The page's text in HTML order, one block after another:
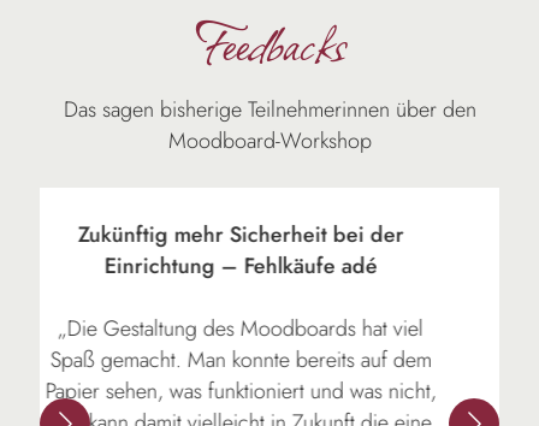
Feedbacks
Das sagen bisherige Teilnehmerinnen über den
Moodboard-Workshop
Bereichernder Austausch in einer
Gruppe Gleichgesinnter
„Ich hätte nie gedacht, dass so etwas
Schönes und Inspirierendes entsteht. Ich bin
ohne Bilder gekommen und mit vielen Ideen